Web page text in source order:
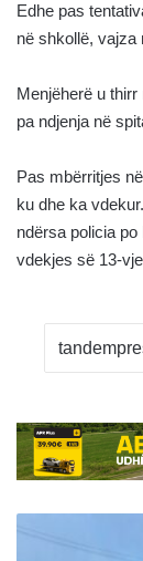
Edhe pas
në shkollë, vajza
Menjëherë u
pa ndjenja në
Pas mbërritjes
ku dhe ka
ndërsa policia
vdekjes së 13-